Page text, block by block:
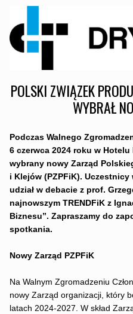
Skip
POLSKI ZWIĄZEK
WYBRAŁ
Podczas Walnego
6 czerwca 2024 roku w Hotelu
wybrany nowy Zarząd
i Klejów (PZPFiK).
udział w debacie z prof.
najnowszym TRENDFiK z
Biznesu”. Zapraszamy do
spotkania.
Nowy Zarząd PZPFiK
Na Walnym Zgromadzeniu
nowy Zarząd organizacji, który
latach 2024-2027. W skład